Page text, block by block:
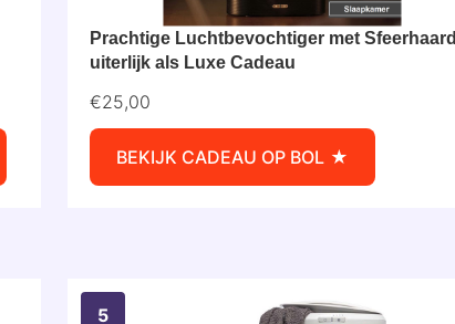
Prachtige Luchtbevochtiger met Sfeerhaard
uiterlijk als Luxe Cadeau
€25,00
BEKIJK CADEAU OP BOL